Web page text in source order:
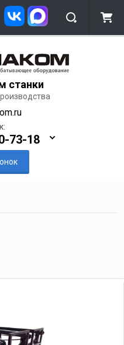
станки
73-18